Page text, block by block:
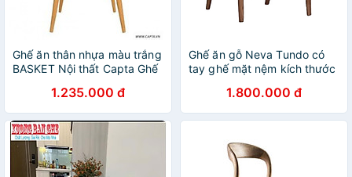
Ghế ăn thân nhựa màu trắng
BASKET Nội thất Capta Ghế
chân ghế thép sơn giả gỗ
1.235.000 đ
Ghế ăn gỗ Neva Tundo có
tay ghế mặt nệm kích thước
1.800.000 đ